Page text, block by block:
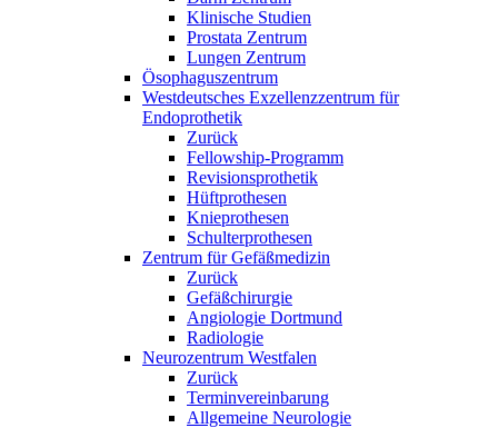
Klinische Studien
Prostata Zentrum
Lungen Zentrum
Ösophaguszentrum
Westdeutsches Exzellenzzentrum für
Endoprothetik
Zurück
Fellowship-Programm
Revisionsprothetik
Hüftprothesen
Knieprothesen
Schulterprothesen
Zentrum für Gefäßmedizin
Zurück
Gefäßchirurgie
Angiologie Dortmund
Radiologie
Neurozentrum Westfalen
Zurück
Terminvereinbarung
Allgemeine Neurologie